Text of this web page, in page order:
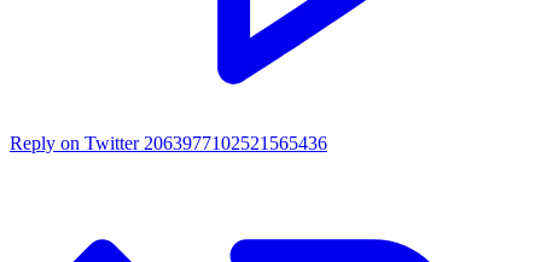
Reply on Twitter 2063977102521565436